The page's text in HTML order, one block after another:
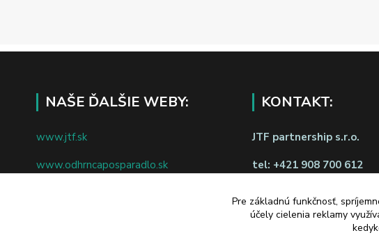
NAŠE ĎALŠIE WEBY:
www.jtf.sk
www.odhrncaposparadlo.sk
KONTAKT:
JTF partnership s.r.o.
tel: +421 908 700 612
napíšte nám
Odstúpiť od zmluvy tu
Pre základnú funkčnosť,
účely cielenia reklamy